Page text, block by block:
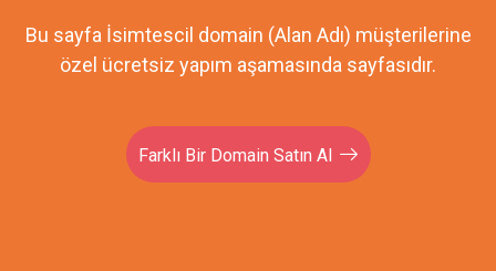
Bu sayfa İsimtescil domain (Alan Adı) müşterilerine
özel ücretsiz yapım aşamasında sayfasıdır.
Farklı Bir Domain Satın Al